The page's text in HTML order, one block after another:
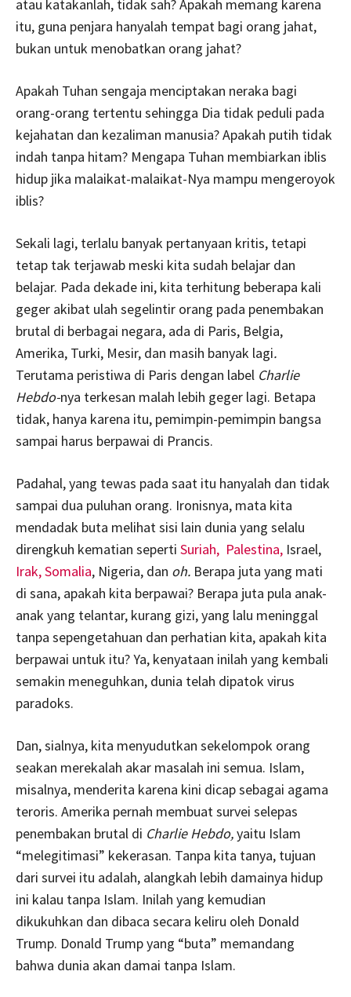
atau katakanlah, tidak sah? Apakah memang karena
itu, guna penjara hanyalah tempat bagi orang jahat,
bukan untuk menobatkan orang jahat?
Apakah Tuhan sengaja menciptakan neraka bagi
orang-orang tertentu sehingga Dia tidak peduli pada
kejahatan dan kezaliman manusia? Apakah putih tidak
indah tanpa hitam? Mengapa Tuhan membiarkan iblis
hidup jika malaikat-malaikat-Nya mampu mengeroyok
iblis?
Sekali lagi, terlalu banyak pertanyaan kritis, tetapi
tetap tak terjawab meski kita sudah belajar dan
belajar. Pada dekade ini, kita terhitung beberapa kali
geger akibat ulah segelintir orang pada penembakan
brutal di berbagai negara, ada di Paris, Belgia,
Amerika, Turki, Mesir, dan masih banyak lagi.
Terutama peristiwa di Paris dengan label Charlie
Hebdo-nya terkesan malah lebih geger lagi. Betapa
tidak, hanya karena itu, pemimpin-pemimpin bangsa
sampai harus berpawai di Prancis.
Padahal, yang tewas pada saat itu hanyalah dan tidak
sampai dua puluhan orang. Ironisnya, mata kita
mendadak buta melihat sisi lain dunia yang selalu
direngkuh kematian seperti Suriah, Palestina, Israel,
Irak,Somalia, Nigeria, dan oh. Berapa juta yang mati
di sana, apakah kita berpawai? Berapa juta pula anak-
anak yang telantar, kurang gizi, yang lalu meninggal
tanpa sepengetahuan dan perhatian kita, apakah kita
berpawai untuk itu? Ya, kenyataan inilah yang kembali
semakin meneguhkan, dunia telah dipatok virus
paradoks.
Dan, sialnya, kita menyudutkan sekelompok orang
seakan merekalah akar masalah ini semua. Islam,
misalnya, menderita karena kini dicap sebagai agama
teroris. Amerika pernah membuat survei selepas
penembakan brutal di Charlie Hebdo,yaitu Islam
“melegitimasi” kekerasan. Tanpa kita tanya, tujuan
dari survei itu adalah, alangkah lebih damainya hidup
ini kalau tanpa Islam. Inilah yang kemudian
dikukuhkan dan dibaca secara keliru oleh Donald
Trump. Donald Trump yang “buta” memandang
bahwa dunia akan damai tanpa Islam.